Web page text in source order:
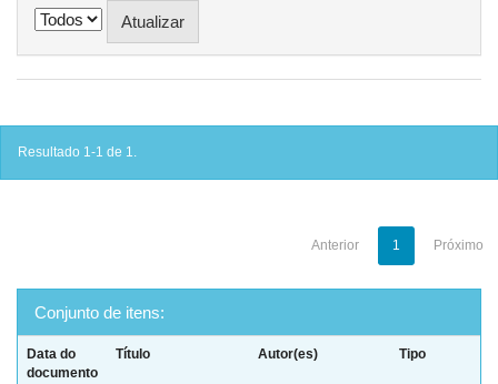
Resultado 1-1 de 1.
Anterior 1 Próximo
Conjunto de itens:
Data do
documento
Título Autor(es) Tipo